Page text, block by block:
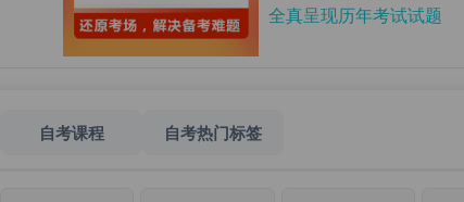
全真呈现历年考试试题
自考课程 自考热门标签